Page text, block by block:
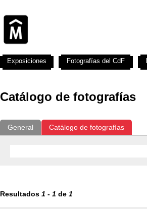
Catálogo de fotografías
General Catálogo de fotografías
Resultados 1 - 1 de 1
Exposiciones Fotografías del CdF